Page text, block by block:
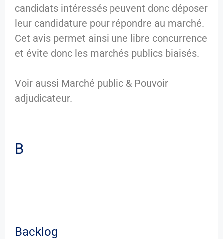
candidats intéressés peuvent donc déposer
leur candidature pour répondre au marché.
Cet avis permet ainsi une libre concurrence
et évite donc les marchés publics biaisés.
Voir aussi Marché public & Pouvoir
adjudicateur.
B
Backlog